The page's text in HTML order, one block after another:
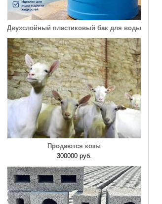
Двухслойный пластиковый бак для воды
Продаются козы
300000 руб.